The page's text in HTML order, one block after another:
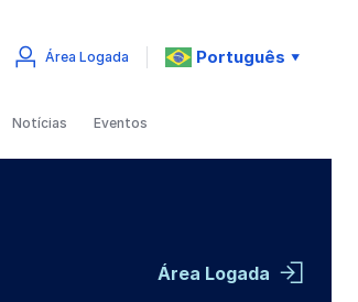
Área Logada Português ▼
Notícias Eventos
Área Logada